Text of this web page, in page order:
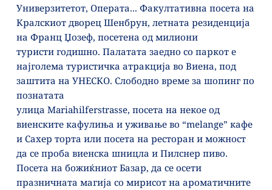
Универзитетот, Операта... Факултативна посета на
Кралскиот дворец Шенбрун, летната резиденција
на Франц Џозеф, посетена од милиони
туристи годишно. Палатата заедно со паркот е
најголема туристичка атракција во Виена, под
заштита на УНЕСКО. Слободнo време за шопинг по
познатата
улица Mariahilferstrasse, посета на некое од
виенските кафулиња и уживање во “melange” кафе
и Сахер торта или посета на ресторан и можност
да се проба виенска шницла и Пилснер пиво.
Посета на божиќниот Базар, да се осети
празничната магија со мирисот на ароматичните